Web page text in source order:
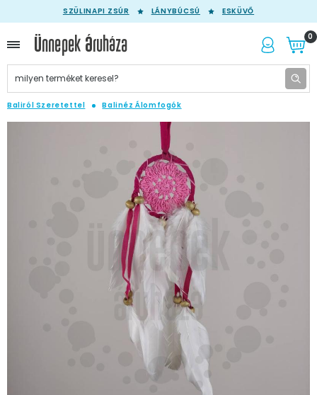
SZÜLINAPI ZSÚR LÁNYBÚCSÚ ESKÜVŐ
0
Baliról Szeretettel Balinéz Álomfogók